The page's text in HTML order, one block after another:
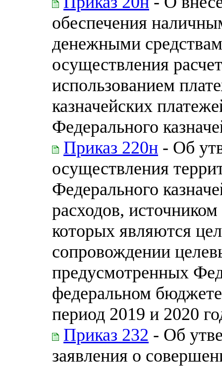
обеспечения
денежными
осуществления
использованием
казначейских
Федерального
Приказ 220н - Об
осуществления
Федерального
расходов,
которых являются
сопровождении
предусмотренных
федеральном
период 2019 и 2020
Приказ 232 - Об
заявления о